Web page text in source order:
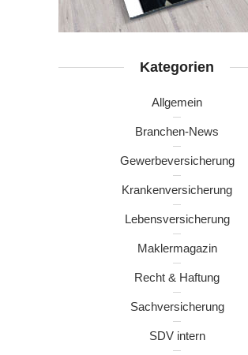
Kategorien
Allgemein
Branchen-News
Gewerbeversicherung
Krankenversicherung
Lebensversicherung
Maklermagazin
Recht & Haftung
Sachversicherung
SDV intern